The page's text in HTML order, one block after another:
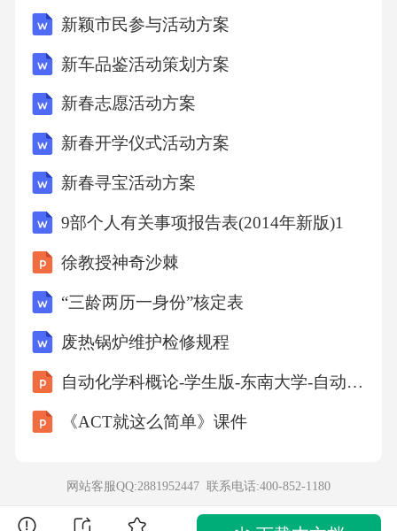
C:比如说，鸡蛋炒西红柿、麻婆豆腐、鱼香肉
丝。
韩语会说你好、谢谢、再见汉字会写大、小、
差不多1.我吃过了。2.差不多。3.比较方便。练
一练当开玩笑尝1.没开玩笑。2.当过厨师。3.一
会儿尝尝。练一练请吃惊简单1.请你们来我家吃
饭。2.太吃惊了。3.只要是简单的，我都会。练
饺子吧。排序小测试1.食堂我在学校吃饭
2.当厨师过呢还我
3.开玩笑你吧我跟4.吃惊你让太我了
我在学校食堂吃饭。你跟我开玩笑吧。我还当
过厨师呢。你太让我吃惊了。排序小测试1.简单
新颖市民参与活动方案
新车品鉴活动策划方案
新春志愿活动方案
新春开学仪式活动方案
新春寻宝活动方案
9部个人有关事项报告表(2014年新版)1
徐教授神奇沙棘
“三龄两历一身份”核定表
废热锅炉维护检修规程
自动化学科概论-学生版-东南大学-自动化学院课件
《ACT就这么简单》课件
网站客服QQ:2881952447 联系电话:400-852-1180